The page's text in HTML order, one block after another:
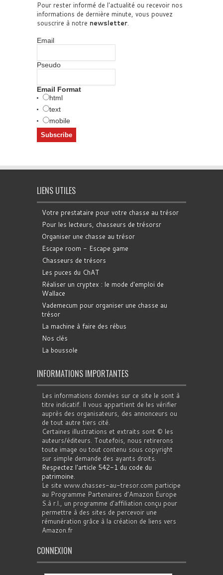
Pour rester informé de l'actualité ou recevoir nos
informations de dernière minute, vous pouvez
souscrire à notre newsletter.
Email
Pseudo
Email Format
html
text
mobile
LIENS UTILES
Votre prestataire pour votre chasse au trésor
Pour les lecteurs, chasseurs de trésorsr
Organiser une chasse au trésor
Escape room - Escape game
Chasseurs de trésors
Les puces du ChAT
Réaliser un cryptex : le mode d'emploi de
Wallace
Vademecum pour organiser une chasse au
trésor
La machine à faire des rébus
Nos clés
La boussole
INFORMATIONS IMPORTANTES
Les informations données sur ce site le sont à
titre indicatif. Il vous appartient de les vérifier
auprès des organisateurs, des annonceurs ou
de tout autre tiers cité.
Certaines illustrations et extraits sont © les
auteurs/éditeurs. Toutefois, nous retirerons
toute image ou tout contenu sous copyright
sur simple demande des ayants droits.
Respectez l'article 542-1 du code du
patrimoine.
Le site www.chasses-au-tresor.com participe
au Programme Partenaires d’Amazon Europe
S.à r.l., un programme d’affiliation conçu pour
permettre à des sites de percevoir une
rémunération grâce à la création de liens vers
Amazon.fr
CONNEXION